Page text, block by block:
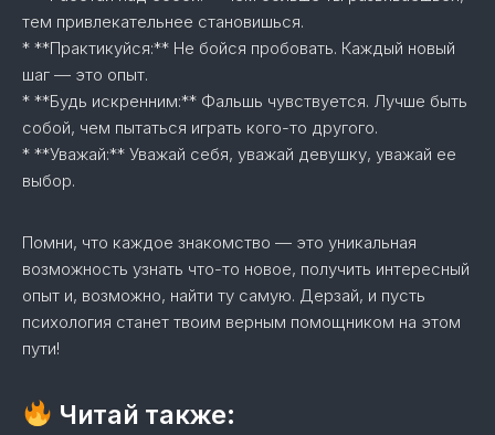
тем привлекательнее становишься.
* **Практикуйся:** Не бойся пробовать. Каждый новый
шаг — это опыт.
* **Будь искренним:** Фальшь чувствуется. Лучше быть
собой, чем пытаться играть кого-то другого.
* **Уважай:** Уважай себя, уважай девушку, уважай ее
выбор.
Помни, что каждое знакомство — это уникальная
возможность узнать что-то новое, получить интересный
опыт и, возможно, найти ту самую. Дерзай, и пусть
психология станет твоим верным помощником на этом
пути!
Читай также: